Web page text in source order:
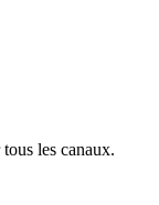
les canaux.